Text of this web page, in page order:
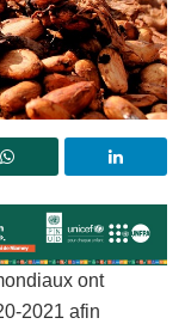
ont
2021 afin